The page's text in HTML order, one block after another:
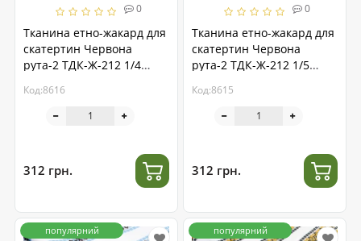
0
Тканина етно-жакард для
скатертин Червона
рута-2 ТДК-Ж-212 1/4
Код:8616
312 грн.
0
Тканина етно-жакард для
скатертин Червона
рута-2 ТДК-Ж-212 1/5
Код:8615
312 грн.
популярний
популярний